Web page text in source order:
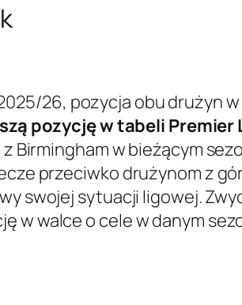
26, pozycja obu drużyn
pozycję w tabeli Premier
Birmingham w bieżącym
przeciwko drużynom z
swojej sytuacji ligowej.
w walce o cele w danym